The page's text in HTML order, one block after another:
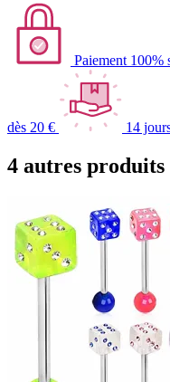
Paiement 100%
dès 20 € 14
4 autres produits